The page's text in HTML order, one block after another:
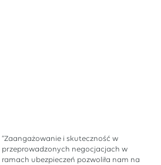
“Zaangażowanie i skuteczność w
przeprowadzonych negocjacjach w
ramach ubezpieczeń pozwoliła nam na